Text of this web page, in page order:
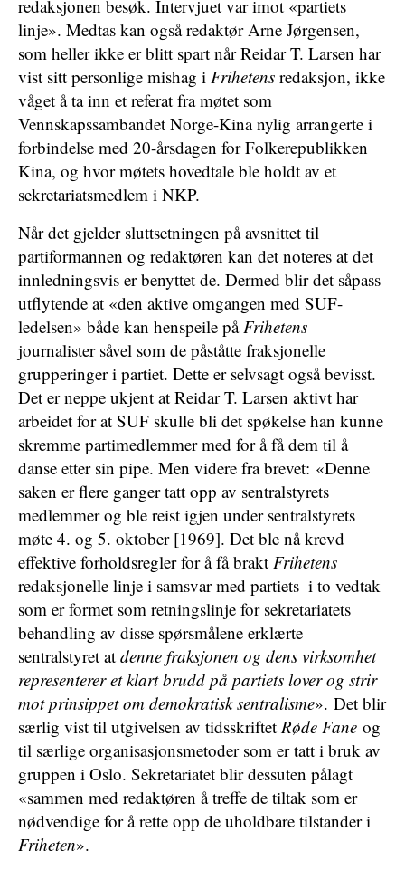
redaksjonen besøk. Intervjuet var imot «partiets
linje». Medtas kan også redaktør Arne Jørgensen,
som heller ikke er blitt spart når Reidar T. Larsen har
vist sitt personlige mishag i Frihetens redaksjon, ikke
våget å ta inn et referat fra møtet som
Vennskapssambandet Norge-Kina nylig arrangerte i
forbindelse med 20-årsdagen for Folkerepublikken
Kina, og hvor møtets hovedtale ble holdt av et
sekretariatsmedlem i NKP.
Når det gjelder sluttsetningen på avsnittet til
partiformannen og redaktøren kan det noteres at det
innledningsvis er benyttet de. Dermed blir det såpass
utflytende at «den aktive omgangen med SUF-
ledelsen» både kan henspeile påFrihetens
journalister såvel som de påståtte fraksjonelle
grupperinger i partiet. Dette er selvsagt også bevisst.
Det er neppe ukjent at Reidar T. Larsen aktivt har
arbeidet for at SUF skulle bli det spøkelse han kunne
skremme partimedlemmer med for å få dem til å
danse etter sin pipe. Men videre fra brevet: «Denne
saken er flere ganger tatt opp av sentralstyrets
medlemmer og ble reist igjen under sentralstyrets
møte 4. og 5. oktober [1969]. Det ble nå krevd
effektive forholdsregler for å få brakt Frihetens
redaksjonelle linje i samsvar med partiets–i to vedtak
som er formet som retningslinje for sekretariatets
behandling av disse spørsmålene erklærte
sentralstyret at denne fraksjonen og dens virksomhet
representerer et klart brudd på partiets lover og strir
mot prinsippet om demokratisk sentralisme». Det blir
særlig vist til utgivelsen av tidsskriftet Røde Fane og
til særlige organisasjonsmetoder som er tatt i bruk av
gruppen i Oslo. Sekretariatet blir dessuten pålagt
«sammen med redaktøren å treffe de tiltak som er
nødvendige for å rette opp de uholdbare tilstander i
Friheten».